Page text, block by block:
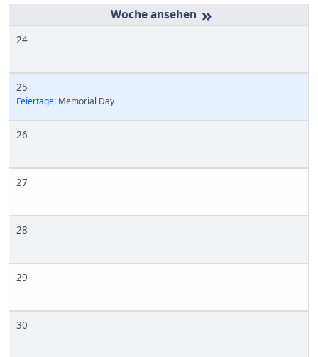
»
24
25
Feiertage: Memorial Day
26
27
28
29
30